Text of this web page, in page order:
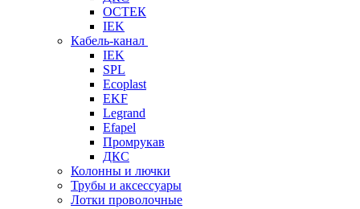
ОСТЕК
IEK
Кабель-канал
IEK
SPL
Ecoplast
EKF
Legrand
Efapel
Промрукав
ДКС
Колонны и лючки
Трубы и аксессуары
Лотки проволочные